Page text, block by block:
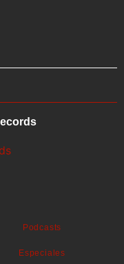
Podcasts
Especiales